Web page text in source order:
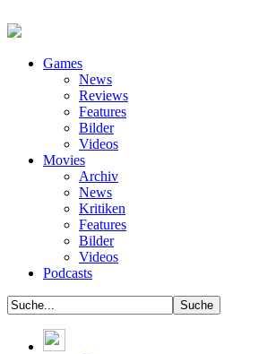
Games
News
Reviews
Features
Bilder
Videos
Movies
Archiv
News
Kritiken
Features
Bilder
Videos
Podcasts